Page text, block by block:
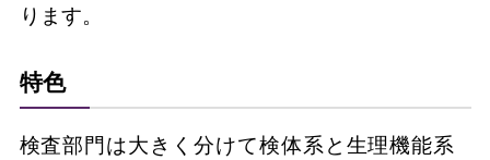
ります。
特色
検査部門は大きく分けて検体系と生理機能系